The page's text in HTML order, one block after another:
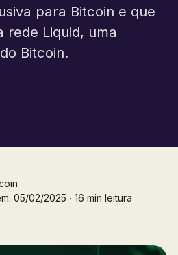
para Bitcoin e que
rede Liquid, uma
Bitcoin.
05/02/2025 ∙ 16 min leitura